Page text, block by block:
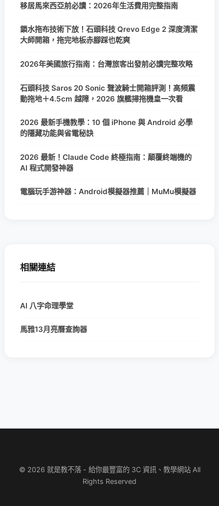
移居馬來西亞前必讀：2026年生活費用完整指南
鎖水拖布技術下放！石頭科技 Qrevo Edge 2 深度清潔
大師開箱，拖完地板赤腳踩也乾爽
2026年美國旅行指南：台灣旅客出發前必讀完整攻略
石頭科技 Saros 20 Sonic 聲波騎士開箱評測！高頻震
動拖地＋4.5cm 越障，2026 旗艦掃拖機皇一次看
2026 最新手機教學：10 個 iPhone 與 Android 必學
的隱藏功能與省電秘訣
2026 最新！Claude Code 終極指南：顛覆終端機的
AI 程式開發神器
電腦玩手游神器：Android模擬器推薦｜MuMu模擬器
相關連結
AI 八字命理學堂
馬雅13月亮曆查詢器
© 2026 就是教不落 - 給你最豐富的 3C 資訊、教學網站 All
Rights Reserved